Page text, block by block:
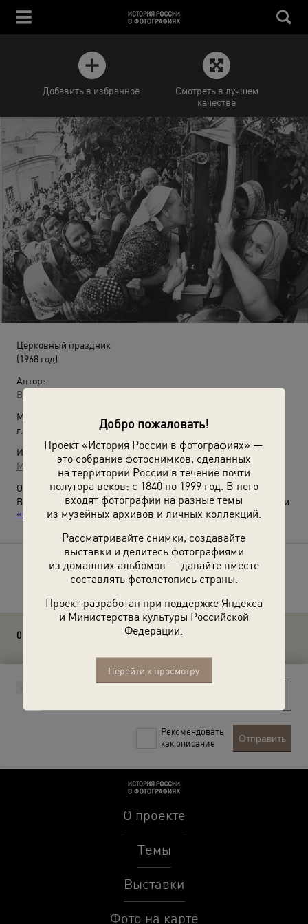
Добро пожаловать!
Проект «История России в фотографиях» —
это собрание фотоснимков, сделанных
на территории России в течение почти
полутора веков: с 1840 по 1999 год. В него
входят фотографии на разные темы
из музейных архивов и личных коллекций.
Рассматривайте снимки, создавайте
выставки и делитесь фотографиями
из домашних альбомов — давайте вместе
составлять фотолетопись страны.
Проект разработан при поддержке Яндекса
и Министерства культуры Российской
Федерации.
Перейти к просмотру
Добавить в избранное
Смотреть в лучшем
качестве
Церковный праздник
(1968 год)
Автор:
Владимир Зотов
Место съемки:
г. Казань
Источники:
МАММ / МДФ
О фотографии:
Выставки
«Самые нежные, страстные и искренние поцелуи»
и
«СССР в 1968 году»с этой фотографией.
Расскажите друзьям об этом фото
0 комментариев
Рекомендовать
как описание
Отправить
О проекте
Темы
Выставки
Фото на карте